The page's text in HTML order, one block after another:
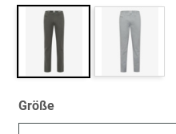
Größe